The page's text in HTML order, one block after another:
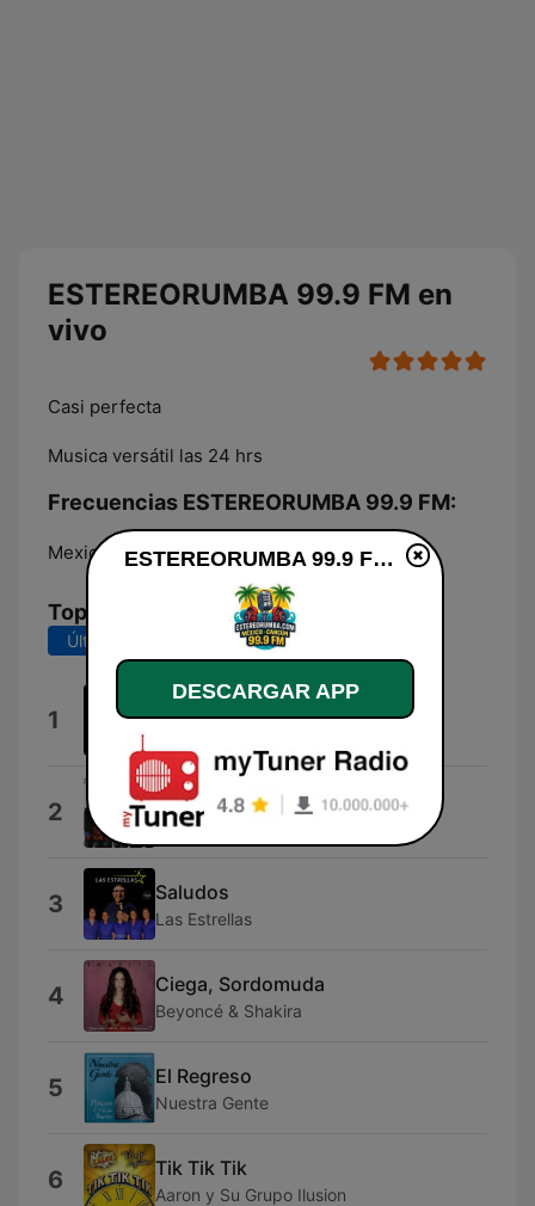
ESTEREORUMBA 99.9 FM en
vivo
Casi perfecta
Musica versátil las 24 hrs
Frecuencias ESTEREORUMBA 99.9 FM:
Mexico City: Online
Top Canciones
Últimos 7 días Últimos 30 días
1
2 Regresa Ya
Ragazzi
3 Saludos
Las Estrellas
4 Ciega, Sordomuda
Beyoncé & Shakira
5 El Regreso
Nuestra Gente
6 Tik Tik Tik
Aaron y Su Grupo Ilusion
ESTEREORUMBA 99.9 FM en vivo
DESCARGAR APP